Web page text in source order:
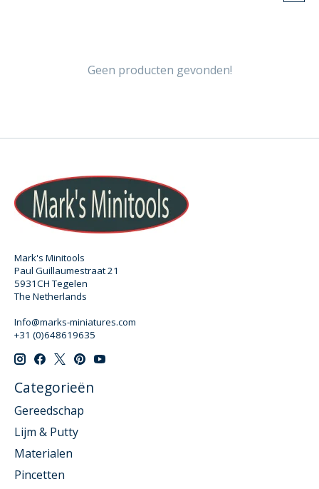
Geen producten gevonden!
Mark's Minitools
Paul Guillaumestraat 21
5931CH Tegelen
The Netherlands
Info@marks-miniatures.com
+31 (0)648619635
Categorieën
Gereedschap
Lijm & Putty
Materialen
Pincetten